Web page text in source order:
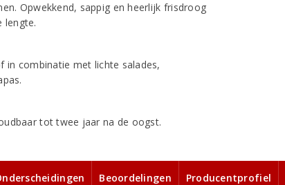
Opwekkend, sappig en heerlijk frisdroog
lengte.
in combinatie met lichte salades,
tot twee jaar na de oogst.
Beoordelingen Producentprofiel